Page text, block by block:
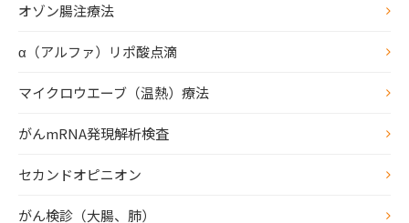
オゾン腸注療法
α（アルファ）リポ酸点滴
マイクロウエーブ（温熱）療法
がんmRNA発現解析検査
セカンドオピニオン
がん検診（大腸、肺）